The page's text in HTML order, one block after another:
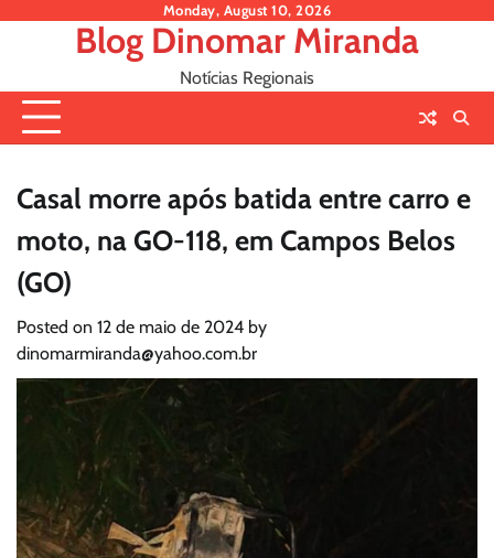
Monday, August 10, 2026
Blog Dinomar Miranda
Notícias Regionais
Casal morre após batida entre carro e
moto, na GO-118, em Campos Belos
(GO)
Posted on 12 de maio de 2024 by
dinomarmiranda@yahoo.com.br